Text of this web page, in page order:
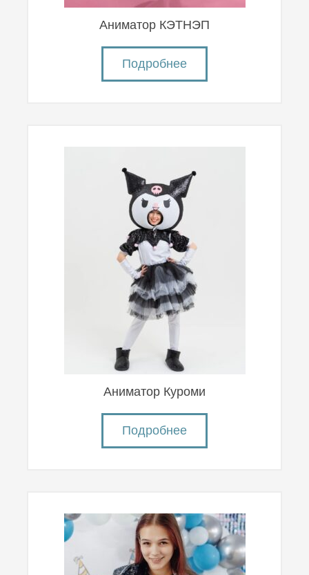
Аниматор КЭТНЭП
Подробнее
Аниматор Куроми
Подробнее